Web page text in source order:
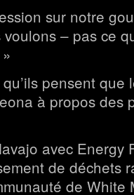
sur notre
– pas ce
pensent
à propos des
avec Energy
de déchets
de White